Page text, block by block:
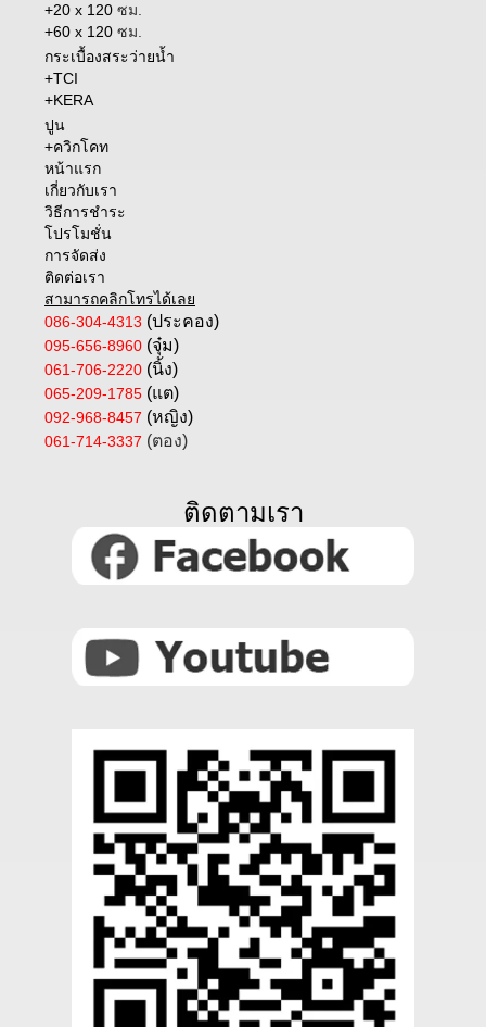
+20 x 120 ซม.
+60 x 120 ซม.
กระเบื้องสระว่ายน้ำ
+TCI
+KERA
ปูน
+ควิกโคท
หน้าแรก
เกี่ยวกับเรา
วิธีการชำระ
โปรโมชั่น
การจัดส่ง
ติดต่อเรา
สามารถคลิกโทรได้เลย
086-304-4313 (ประคอง)
095-656-8960 (จุ๋ม)
061-706-2220 (นิ้ง)
065-209-1785 (แต)
092-968-8457 (หญิง)
061-714-3337 (ตอง)
ติดตามเรา